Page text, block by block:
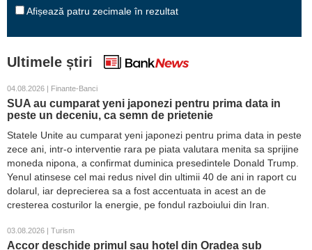
Afișează patru zecimale în rezultat
Ultimele știri
04.08.2026 | Finante-Banci
SUA au cumparat yeni japonezi pentru prima data in
peste un deceniu, ca semn de prietenie
Statele Unite au cumparat yeni japonezi pentru prima data in peste
zece ani, intr-o interventie rara pe piata valutara menita sa sprijine
moneda nipona, a confirmat duminica presedintele Donald Trump.
Yenul atinsese cel mai redus nivel din ultimii 40 de ani in raport cu
dolarul, iar deprecierea sa a fost accentuata in acest an de
cresterea costurilor la energie, pe fondul razboiului din Iran.
03.08.2026 | Turism
Accor deschide primul sau hotel din Oradea sub